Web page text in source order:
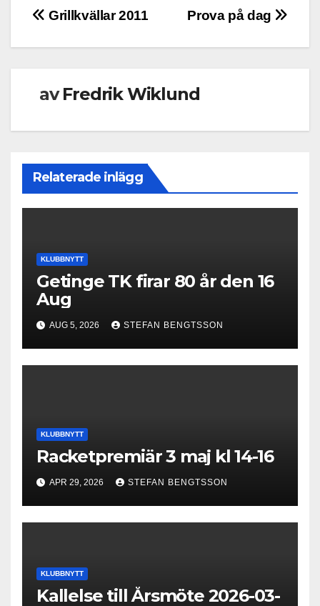
InläggsnavigeringProva på dag
Grillkvällar 2011
avFredrik Wiklund
Relaterade inlägg
KLUBBNYTT
Getinge TK firar 80 år den 16
Aug
AUG 5, 2026 STEFAN BENGTSSON
KLUBBNYTT
Racketpremiär 3 maj kl 14-16
APR 29, 2026 STEFAN BENGTSSON
KLUBBNYTT
Kallelse till Årsmöte 2026-03-